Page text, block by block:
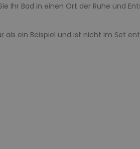
Ihr Bad in einen Ort der Ruhe und
als ein Beispiel und ist nicht im Set